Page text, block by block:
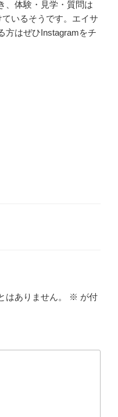
、体験・見学・質問は
いるそうです。エイサ
方はぜひInstagramをチ
はありません。 ※ が付